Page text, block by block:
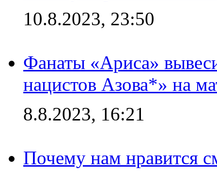
10.8.2023, 23:50
Фанаты «Ариса»
нацистов Азова*» на
8.8.2023, 16:21
Почему нам нравится